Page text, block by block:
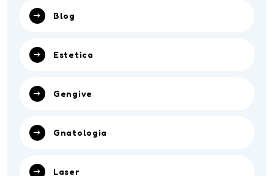
Blog
Estetica
Gengive
Gnatologia
Laser